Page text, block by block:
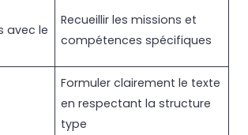
avec le
Recueillir les missions et
compétences spécifiques
Formuler clairement le texte
en respectant la structure
type